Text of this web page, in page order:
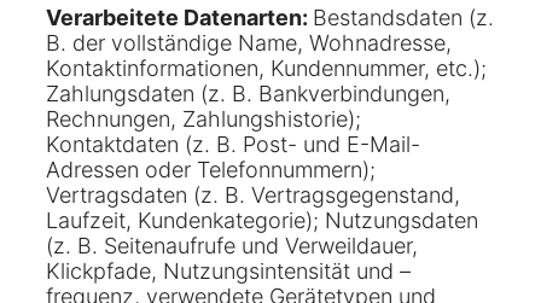
Verarbeitete Datenarten: Bestandsdaten (z.
B. der vollständige Name, Wohnadresse,
Kontaktinformationen, Kundennummer, etc.);
Zahlungsdaten (z. B. Bankverbindungen,
Rechnungen, Zahlungshistorie);
Kontaktdaten (z. B. Post- und E-Mail-
Adressen oder Telefonnummern);
Vertragsdaten (z. B. Vertragsgegenstand,
Laufzeit, Kundenkategorie); Nutzungsdaten
(z. B. Seitenaufrufe und Verweildauer,
Klickpfade, Nutzungsintensität und –
frequenz, verwendete Gerätetypen und